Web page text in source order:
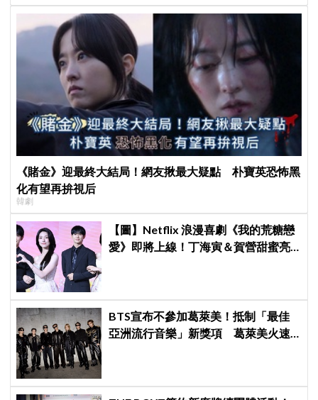
《賭金》迎最終大結局！網友揪最大疑點 朴寶英恐怖黑
化有望再拚視后
韓劇
【圖】Netflix 浪漫喜劇《我的荒糖戀
愛》即將上線！丁海寅＆賀營甜蜜亮
BTS宣布不參加葛萊美！抵制「最佳
亞洲流行音樂」新獎項 葛萊美火速